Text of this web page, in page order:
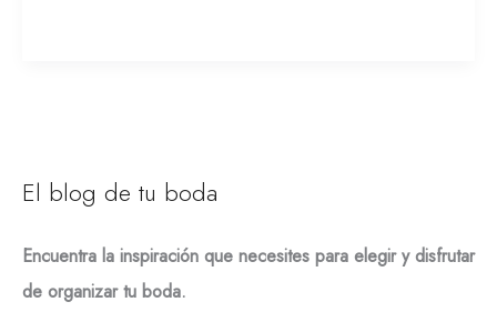
El blog de tu boda
Encuentra la inspiración que necesites para elegir y disfrutar
de organizar tu boda.